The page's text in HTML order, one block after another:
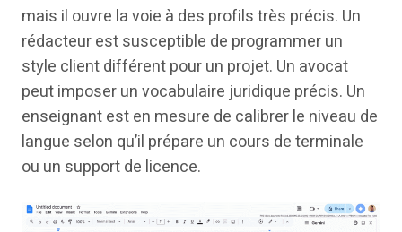
mais il ouvre la voie à des profils très précis. Un
rédacteur est susceptible de programmer un
style client différent pour un projet. Un avocat
peut imposer un vocabulaire juridique précis. Un
enseignant est en mesure de calibrer le niveau de
langue selon qu’il prépare un cours de terminale
ou un support de licence.